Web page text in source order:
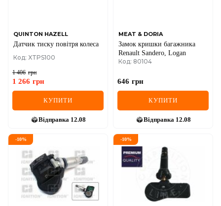
QUINTON HAZELL
Датчик тиску повiтря колеса
Код: XTPS100
1 406 грн
1 266 грн
КУПИТИ
Відправка 12.08
MEAT & DORIA
Замок кришки багажника
Renault Sandero, Logan
Код: 80104
646 грн
КУПИТИ
Відправка 12.08
-10% -10%